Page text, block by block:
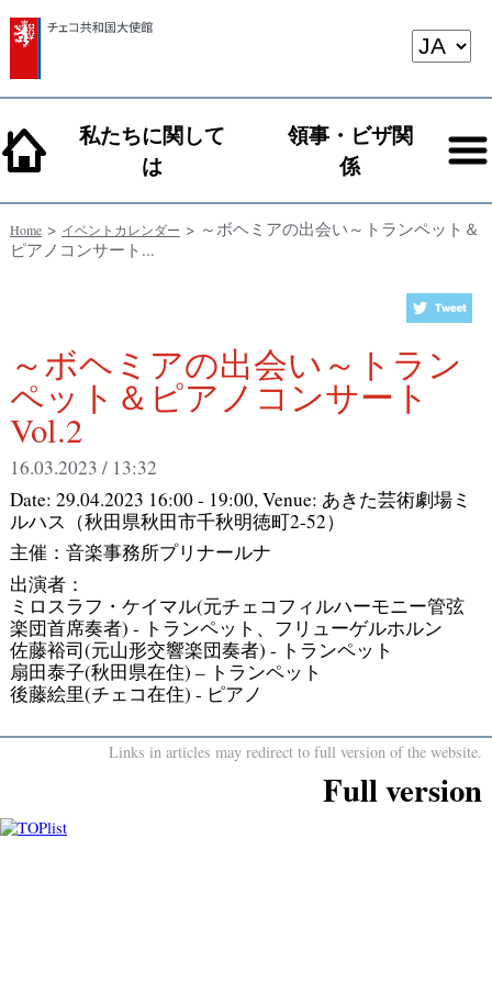
私たちに関して
は
領事・ビザ関
係
Home> イベントカレンダー > ～ボヘミアの出会い～トランペット＆
ピアノコンサート...
～ボヘミアの出会い～トラン
ペット＆ピアノコンサート
Vol.2
16.03.2023 / 13:32
Date: 29.04.2023 16:00 - 19:00, Venue: あきた芸術劇場ミ
ルハス（秋田県秋田市千秋明徳町2-52）
主催：音楽事務所プリナールナ
出演者：
ミロスラフ・ケイマル(元チェコフィルハーモニー管弦
楽団首席奏者) - トランペット、フリューゲルホルン
佐藤裕司(元山形交響楽団奏者) - トランペット
扇田泰子(秋田県在住) – トランペット
後藤絵里(チェコ在住) - ピアノ
Links in articles may redirect to full version of the website.
Full version